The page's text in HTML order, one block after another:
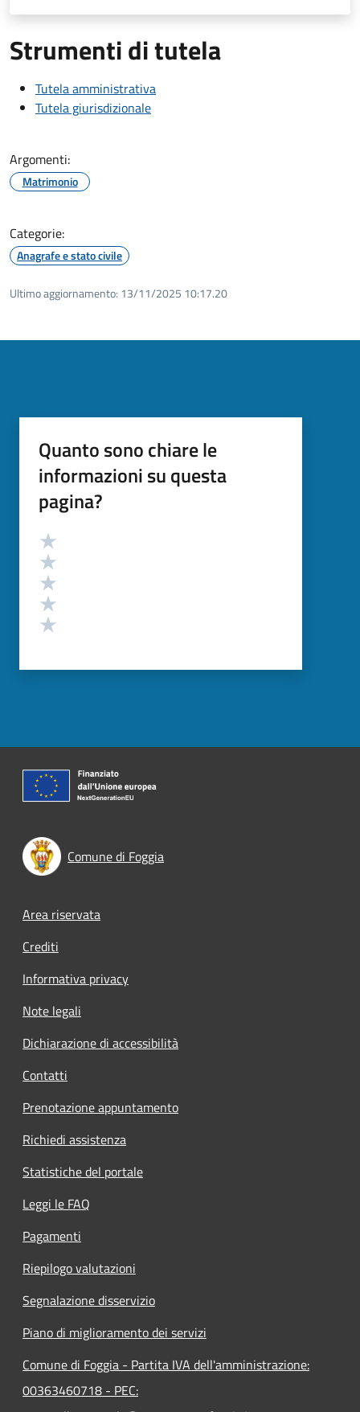
Strumenti di tutela
Tutela amministrativa
Tutela giurisdizionale
Argomenti:
Matrimonio
Categorie:
Anagrafe e stato civile
Ultimo aggiornamento: 13/11/2025 10:17.20
Quanto sono chiare le
informazioni su questa
pagina?
Valutazione
Comune di Foggia
Footer menu
Area riservata
Crediti
Informativa privacy
Note legali
Dichiarazione di accessibilità
Contatti
Prenotazione appuntamento
Richiedi assistenza
Statistiche del portale
Leggi le FAQ
Pagamenti
Riepilogo valutazioni
Segnalazione disservizio
Piano di miglioramento dei servizi
Comune di Foggia - Partita IVA dell'amministrazione:
00363460718 - PEC: